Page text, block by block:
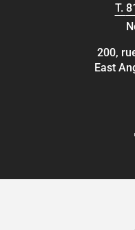
T.
200,
East